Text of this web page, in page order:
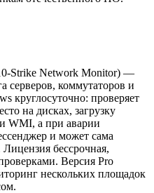
Strike Network Monitor) —
серверов, коммутаторов и
круглосуточно: проверяет
на дисках, загрузку
WMI, а при аварии
и может сама
бессрочная,
Версия Pro
нескольких площадок